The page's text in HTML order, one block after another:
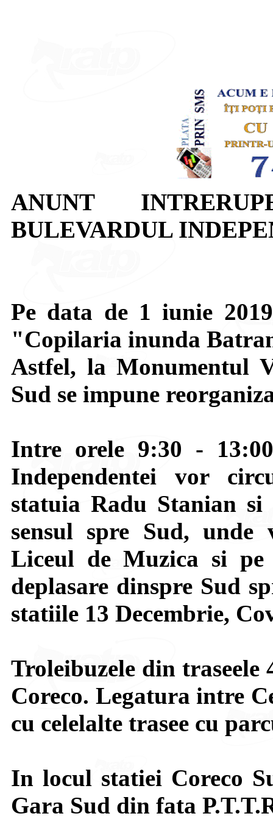
ANUNT
BULEVARDUL
Pe data de 1 iunie
"Copilaria inunda
Astfel, la Monumentul
Sud se impune
Intre orele 9:30 -
Independentei vor
statuia Radu Stanian
sensul spre Sud, unde
Liceul de Muzica si pe
deplasare dinspre Sud
statiile 13 Decembrie,
Troleibuzele din
Coreco. Legatura intre
cu celelalte trasee cu
In locul statiei Coreco
Gara Sud din fata